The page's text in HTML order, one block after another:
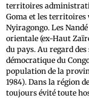
territoires
Goma et les territoires
Nyiragongo. Les
orientale (ex-Haut
du pays. Au regard
démocratique du
population de la
1984). Dans la région
toujours évité toute